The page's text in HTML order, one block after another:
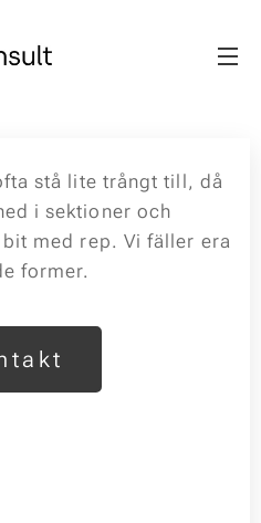
stå lite trångt till, då
i sektioner och
med rep. Vi fäller era
former.